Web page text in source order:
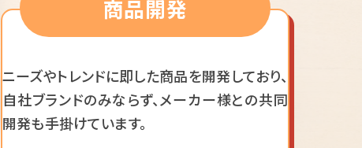
商品開発
ニーズやトレンドに即した商品を開発しており、
自社ブランドのみならず、メーカー様との共同
開発も手掛けています。